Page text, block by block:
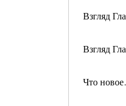
Взгляд
Взгляд
Что